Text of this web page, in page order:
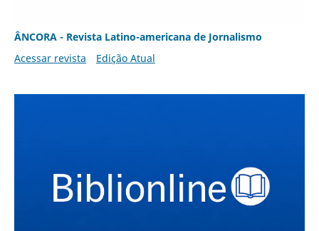
ÂNCORA - Revista Latino-americana de Jornalismo
Acessar revista
Edição Atual